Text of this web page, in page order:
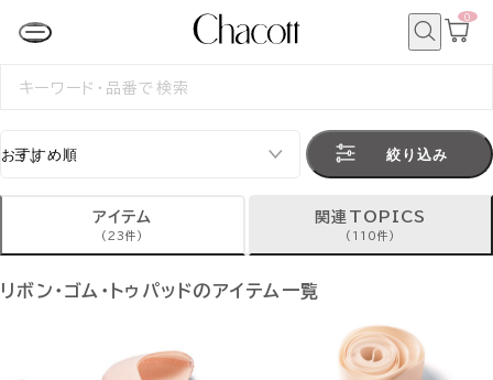
カ
0
検
絞り込み
アイテム
(23件)
関連TOPICS
(110件)
リボン・ゴム・トゥパッドのアイテム一覧